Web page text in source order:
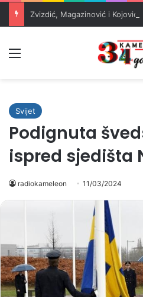
Svijet
Podignuta
ispred sjedišta
radiokameleon 11/03/2024